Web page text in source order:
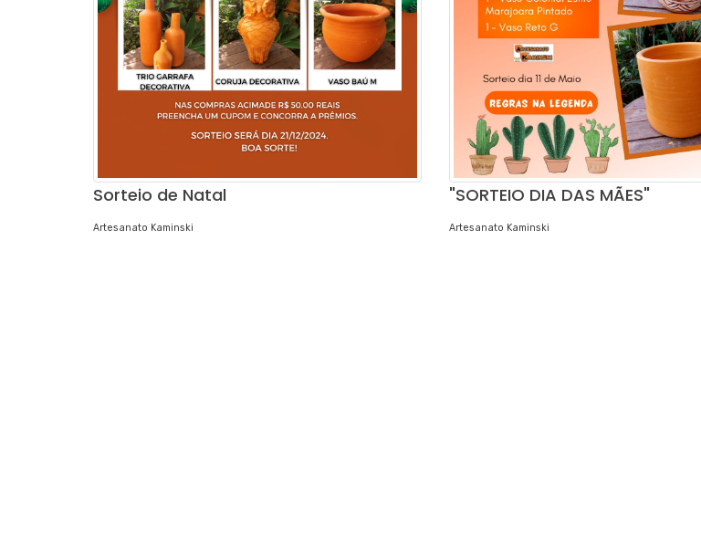
Sorteio de Natal
Artesanato Kaminski
"SORTEIO DIA DAS MÃES"
Artesanato Kaminski